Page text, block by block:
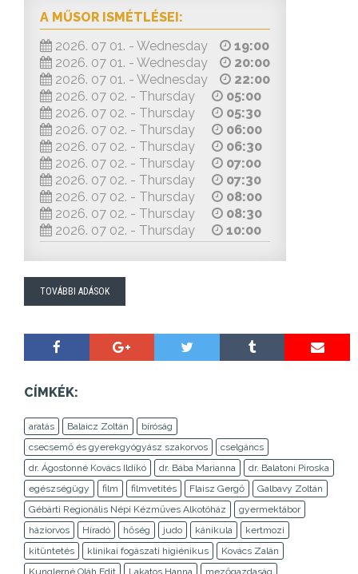
A MŰSOR ISMÉTLÉSEI:
2026. 07 01. - Wednesday
19:00
2026. 07 01. - Wednesday
20:00
2026. 07 01. - Wednesday
22:00
2026. 07 02. - Thursday
05:00
2026. 07 02. - Thursday
05:30
2026. 07 02. - Thursday
06:00
2026. 07 02. - Thursday
06:30
2026. 07 02. - Thursday
07:00
2026. 07 02. - Thursday
07:30
2026. 07 02. - Thursday
08:00
2026. 07 02. - Thursday
08:30
2026. 07 02. - Thursday
10:00
TOVÁBBI ADÁSOK
CÍMKÉK:
aratás Balaicz Zoltán
bíróság
csecsemő és gyerekgyógyász szakorvos
cselgáncs
dr. Ágostonné Kovács Ildikó
dr. Bába Marianna
dr. Balatoni Piroska
egészségügy
film filmvetítés Flaisz Gergő
Galbavy Zoltán
Gébárti Regionális Népi Kézműves Alkotóház
gyermektábor
háziorvos
Híradó hőség judo kánikula
kertmozi
kitüntetés
klinikai fogászati higiénikus
Kovács Zalán
Kunglerné Oláh Edit
Lakatos Hanna
mezőgazdaság